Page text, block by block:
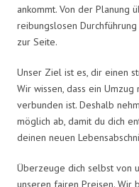
ankommt. Von der Planung
reibungslosen
zur Seite.
Unser Ziel ist es, dir einen
Wir wissen, dass ein
verbunden ist. Deshalb
möglich ab, damit du dich
deinen neuen
Überzeuge dich selbst von
unseren fairen Preisen. Wir